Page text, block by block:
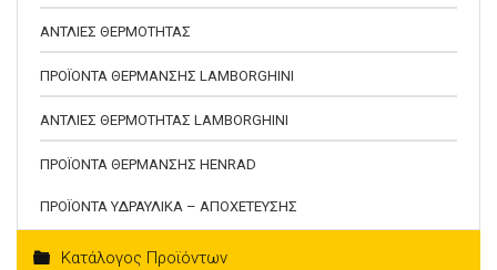
ΑΝΤΛΙΕΣ ΘΕΡΜΟΤΗΤΑΣ
ΠΡΟΪΟΝΤΑ ΘΕΡΜΑΝΣΗΣ LAMBORGHINI
ΑΝΤΛΙΕΣ ΘΕΡΜΟΤΗΤΑΣ LAMBORGHINI
ΠΡΟΪΟΝΤΑ ΘΕΡΜΑΝΣΗΣ HENRAD
ΠΡΟΪΟΝΤΑ ΥΔΡΑΥΛΙΚΑ – ΑΠΟΧΕΤΕΥΣΗΣ
Κατάλογος Προϊόντων